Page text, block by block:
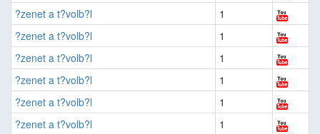
?zenet a t?volb?l
1
?zenet a t?volb?l
1
?zenet a t?volb?l
1
?zenet a t?volb?l
1
?zenet a t?volb?l
1
?zenet a t?volb?l
1